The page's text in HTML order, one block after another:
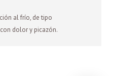
al frío, de tipo
dolor y picazón.